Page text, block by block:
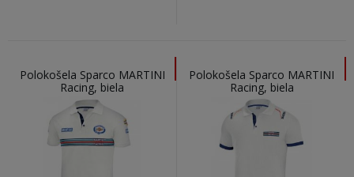
Polokošela Sparco MARTINI
Racing, biela
Polokošela Sparco MARTINI
Racing, biela